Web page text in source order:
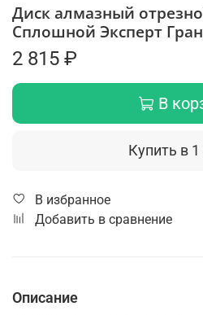
Диск алмазный
Сплошной Эксперт
2 815 ₽
В
Купить в 1
В избранное
Добавить в сравнение
Описание